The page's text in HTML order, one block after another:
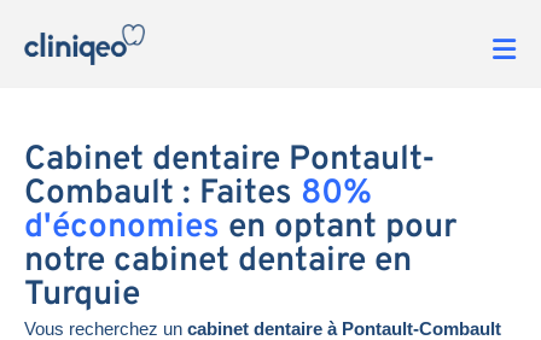
Cabinet dentaire Pontault-
Combault : Faites 80%
d'économies en optant pour
notre cabinet dentaire en
Turquie
Vous recherchez un cabinet dentaire à Pontault-Combault